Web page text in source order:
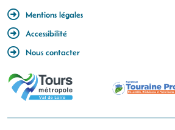
Mentions légales
Accessibilité
Nous contacter